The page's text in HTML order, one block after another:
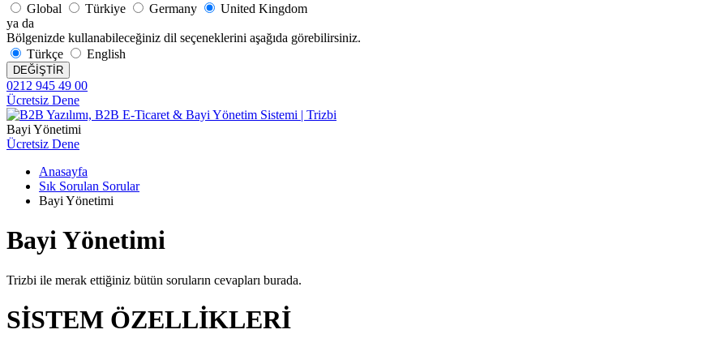
Global
Türkiye Germany
United Kingdom
ya da
Bölgenizde kullanabileceğiniz dil seçeneklerini aşağıda görebilirsiniz.
Türkçe
English
DEĞİŞTİR
0212 945 49 00
Ücretsiz Dene
Bayi Yönetimi
Ücretsiz Dene
Anasayfa
Sık Sorulan Sorular
Bayi Yönetimi
Bayi Yönetimi
Trizbi ile merak ettiğiniz bütün soruların cevapları burada.
SİSTEM ÖZELLİKLERİ